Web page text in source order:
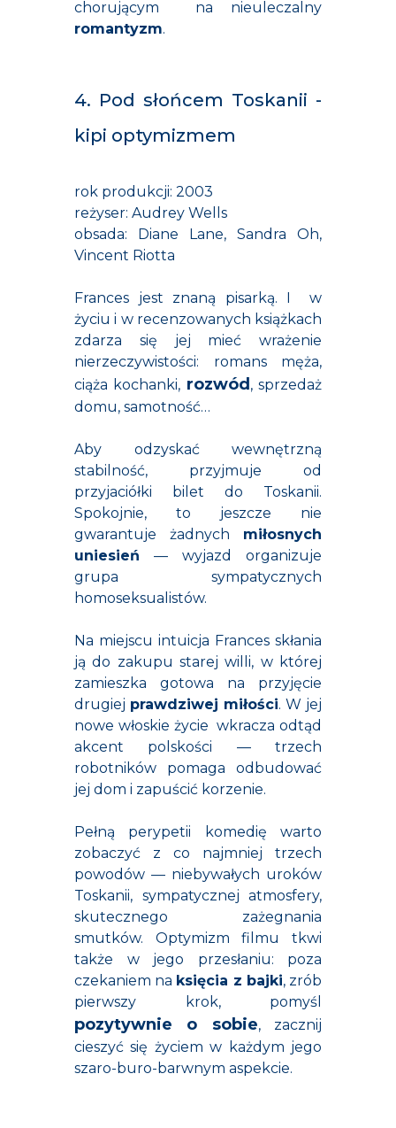
chorującym na nieuleczalny
romantyzm.
4. Pod słońcem Toskanii -
kipi optymizmem
rok produkcji: 2003
reżyser: Audrey Wells
obsada: Diane Lane, Sandra Oh,
Vincent Riotta
Frances jest znaną pisarką. I w
życiu i w recenzowanych książkach
zdarza się jej mieć wrażenie
nierzeczywistości: romans męża,
ciąża kochanki, rozwód , sprzedaż
domu, samotność…
Aby odzyskać wewnętrzną
stabilność, przyjmuje od
przyjaciółki bilet do Toskanii.
Spokojnie, to jeszcze nie
gwarantuje żadnych miłosnych
uniesień — wyjazd organizuje
grupa sympatycznych
homoseksualistów.
Na miejscu intuicja Frances skłania
ją do zakupu starej willi, w której
zamieszka gotowa na przyjęcie
drugiej prawdziwej miłości. W jej
nowe włoskie życie wkracza odtąd
akcent polskości — trzech
robotników pomaga odbudować
jej dom i zapuścić korzenie.
Pełną perypetii komedię warto
zobaczyć z co najmniej trzech
powodów — niebywałych uroków
Toskanii, sympatycznej atmosfery,
skutecznego zażegnania
smutków. Optymizm filmu tkwi
także w jego przesłaniu: poza
czekaniem na księcia z bajki, zrób
pierwszy krok, pomyśl
pozytywnie o sobie, zacznij
cieszyć się życiem w każdym jego
szaro-buro-barwnym aspekcie.